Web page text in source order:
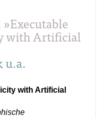
with Artificial
u.a.
with Artificial